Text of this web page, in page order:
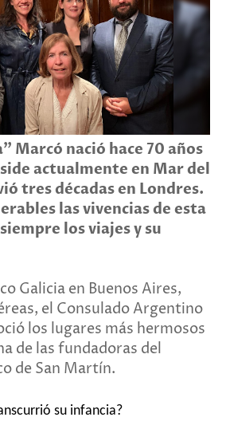
Marcó nació hace 70 años
actualmente en Mar del
tres décadas en Londres.
las vivencias de esta
los viajes y su
Galicia en Buenos Aires,
el Consulado Argentino
los lugares más hermosos
de las fundadoras del
de San Martín.
su infancia?